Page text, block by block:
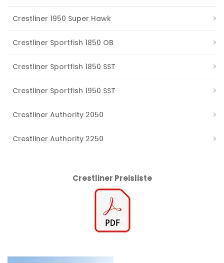
Crestliner 1950 Super Hawk
Crestliner Sportfish 1850 OB
Crestliner Sportfish 1850 SST
Crestliner Sportfish 1950 SST
Crestliner Authority 2050
Crestliner Authority 2250
Crestliner Preisliste